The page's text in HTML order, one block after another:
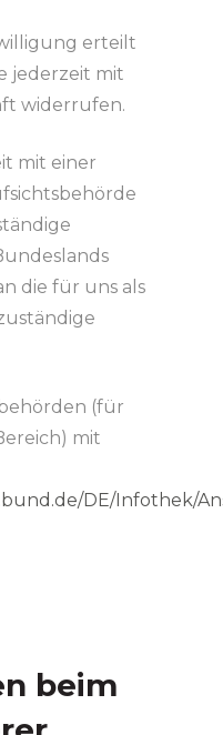
erteilt
jederzeit mit
widerrufen.
mit einer
die für uns als
(für
mit
DE/Infothek/
beim